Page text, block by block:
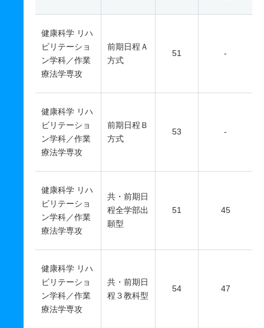
健康科学 リハ
ビリテーショ
ン学科／作業
療法学専攻
前期日程Ａ
方式
51 -
健康科学 リハ
ビリテーショ
ン学科／作業
療法学専攻
前期日程Ｂ
方式
53 -
健康科学 リハ
ビリテーショ
ン学科／作業
療法学専攻
共・前期日
程全学部出
願型
51 45
健康科学 リハ
ビリテーショ
ン学科／作業
療法学専攻
共・前期日
程３教科型
54 47